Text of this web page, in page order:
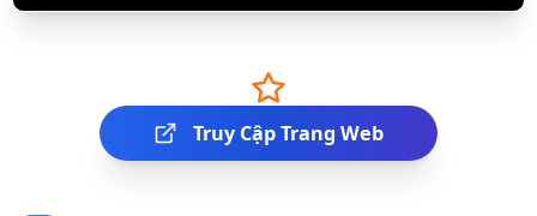
Truy Cập Trang Web